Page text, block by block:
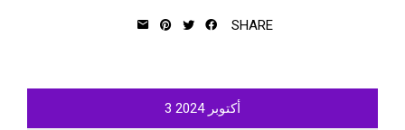
SHARE
أكتوبر 3 2024